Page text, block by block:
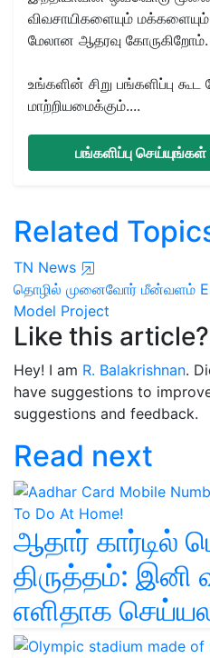
விவசாயிகளையும்
மேலான ஆதரவு கோருகிறோம்.
உங்களின் சிறு பங்களிப்பு
மாற்றியமைக்கும்....
பங்களிப்பு
Related
TN News
தொழில் முனைவோர் மீன்வளம்
Model Project
Like this article?
Hey! I am R. Balakrishnan.
have suggestions to
suggestions and feedback.
Read next
ஆதார்
திருத்தம்: இனி
எளிதாக